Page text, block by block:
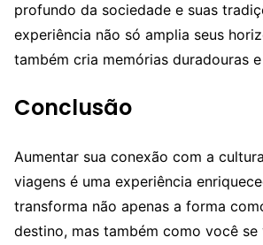
profundo da sociedade e suas
experiência não só amplia seus
também cria memórias duradouras
Conclusão
Aumentar sua conexão com a
viagens é uma experiência
transforma não apenas a forma
destino, mas também como você